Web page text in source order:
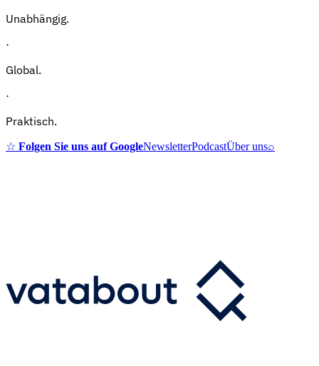
Unabhängig.
·
Global.
·
Praktisch.
☆ Folgen Sie uns auf GoogleNewsletterPodcastÜber uns⌕